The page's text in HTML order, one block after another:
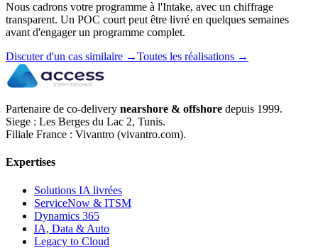
Nous cadrons votre programme à l'Intake, avec un chiffrage
transparent. Un POC court peut être livré en quelques semaines
avant d'engager un programme complet.
Discuter d'un cas similaire →Toutes les réalisations →
Partenaire de co-delivery nearshore & offshore depuis 1999.
Siege : Les Berges du Lac 2, Tunis.
Filiale France : Vivantro (vivantro.com).
Expertises
Solutions IA livrées
ServiceNow & ITSM
Dynamics 365
IA, Data & Auto
Legacy to Cloud